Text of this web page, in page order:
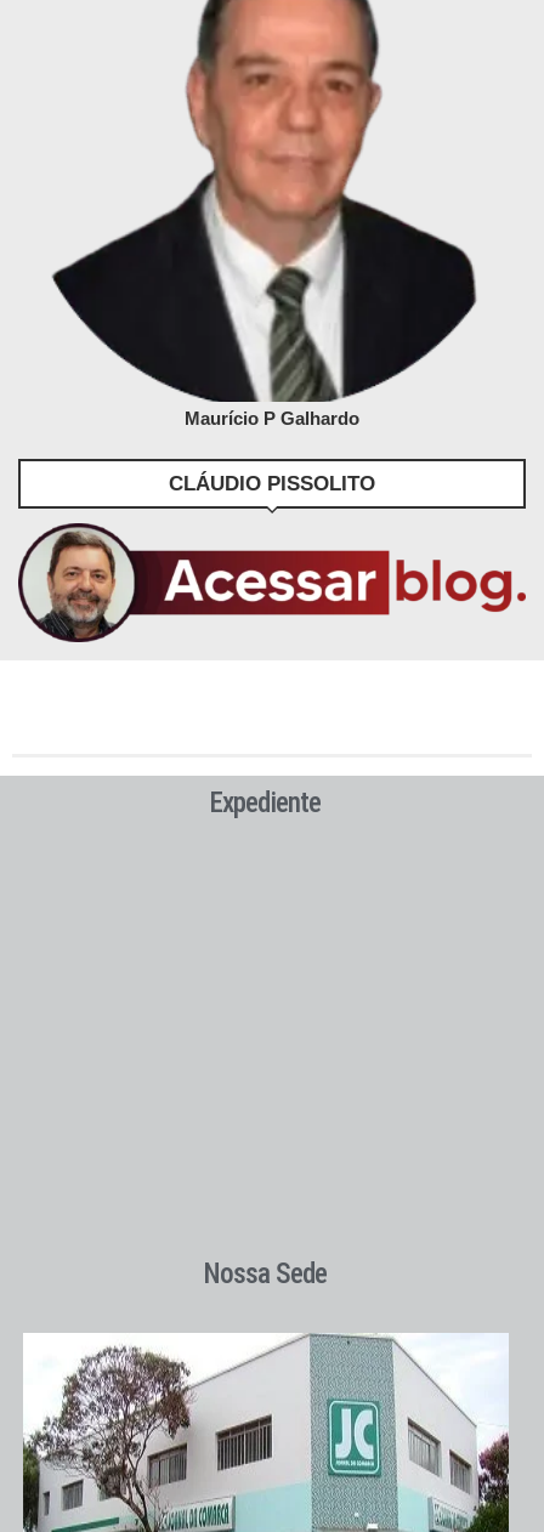
Maurício P Galhardo
CLÁUDIO PISSOLITO
Expediente
Nossa Sede